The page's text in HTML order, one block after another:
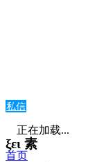
私信
ξει 素
正在加载...
首页